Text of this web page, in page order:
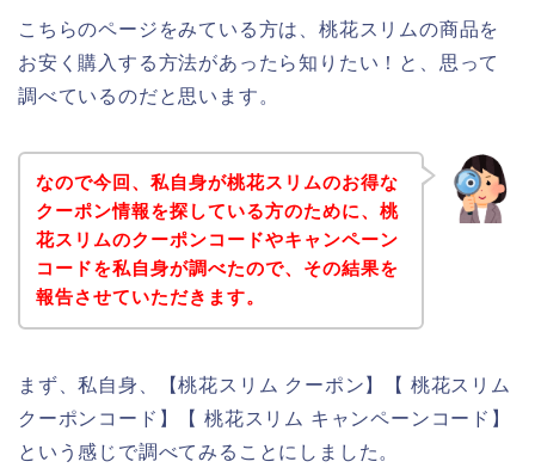
こちらのページをみている方は、桃花スリムの商品を
お安く購入する方法があったら知りたい！と、思って
調べているのだと思います。
なので今回、私自身が桃花スリムのお得な
クーポン情報を探している方のために、桃
花スリムのクーポンコードやキャンペーン
コードを私自身が調べたので、その結果を
報告させていただきます。
まず、私自身、【桃花スリム クーポン】【 桃花スリム
クーポンコード】【 桃花スリム キャンペーンコード】
という感じで調べてみることにしました。